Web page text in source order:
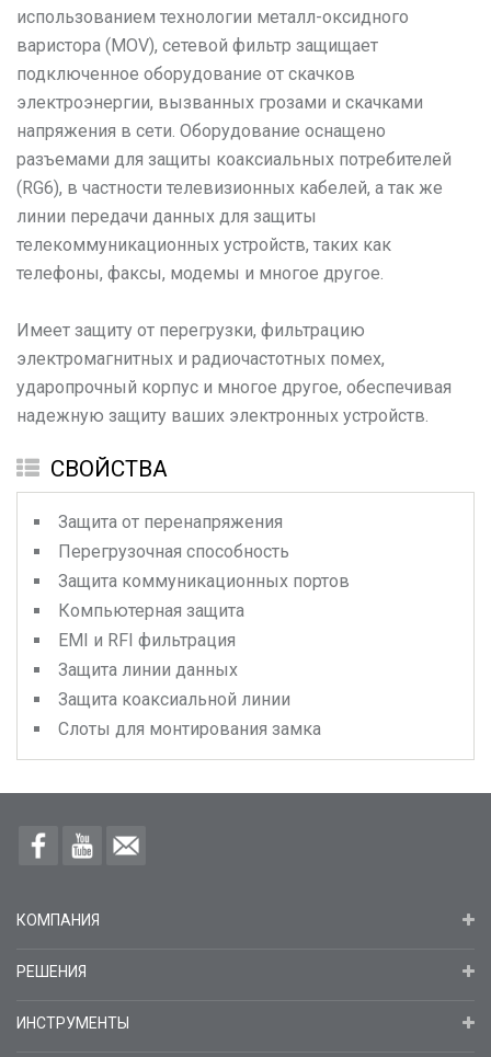
использованием технологии металл-оксидного
варистора (MOV), сетевой фильтр защищает
подключенное оборудование от скачков
электроэнергии, вызванных грозами и скачками
напряжения в сети. Оборудование оснащено
разъемами для защиты коаксиальных потребителей
(RG6), в частности телевизионных кабелей, а так же
линии передачи данных для защиты
телекоммуникационных устройств, таких как
телефоны, факсы, модемы и многое другое.
Имеет защиту от перегрузки, фильтрацию
электромагнитных и радиочастотных помех,
ударопрочный корпус и многое другое, обеспечивая
надежную защиту ваших электронных устройств.
СВОЙСТВА
Защита от перенапряжения
Перегрузочная способность
Защита коммуникационных портов
Компьютерная защита
EMI и RFI фильтрация
Защита линии данных
Защита коаксиальной линии
Слоты для монтирования замка
КОМПАНИЯ
РЕШЕНИЯ
ИНСТРУМЕНТЫ